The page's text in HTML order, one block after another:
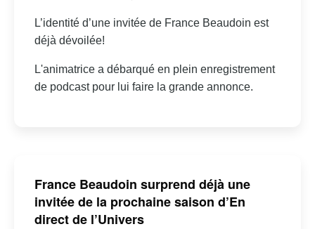
L’identité d’une invitée de France Beaudoin est
déjà dévoilée!
L'animatrice a débarqué en plein enregistrement
de podcast pour lui faire la grande annonce.
France Beaudoin surprend déjà une
invitée de la prochaine saison d’En
direct de l’Univers